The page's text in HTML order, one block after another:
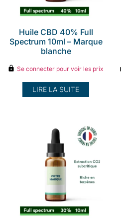
Huile CBD 40% Full
Spectrum 10ml – Marque
blanche
Se connecter pour voir les prix
LIRE LA SUITE